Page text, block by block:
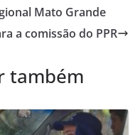
Mato Grande
a comissão do PPR
também